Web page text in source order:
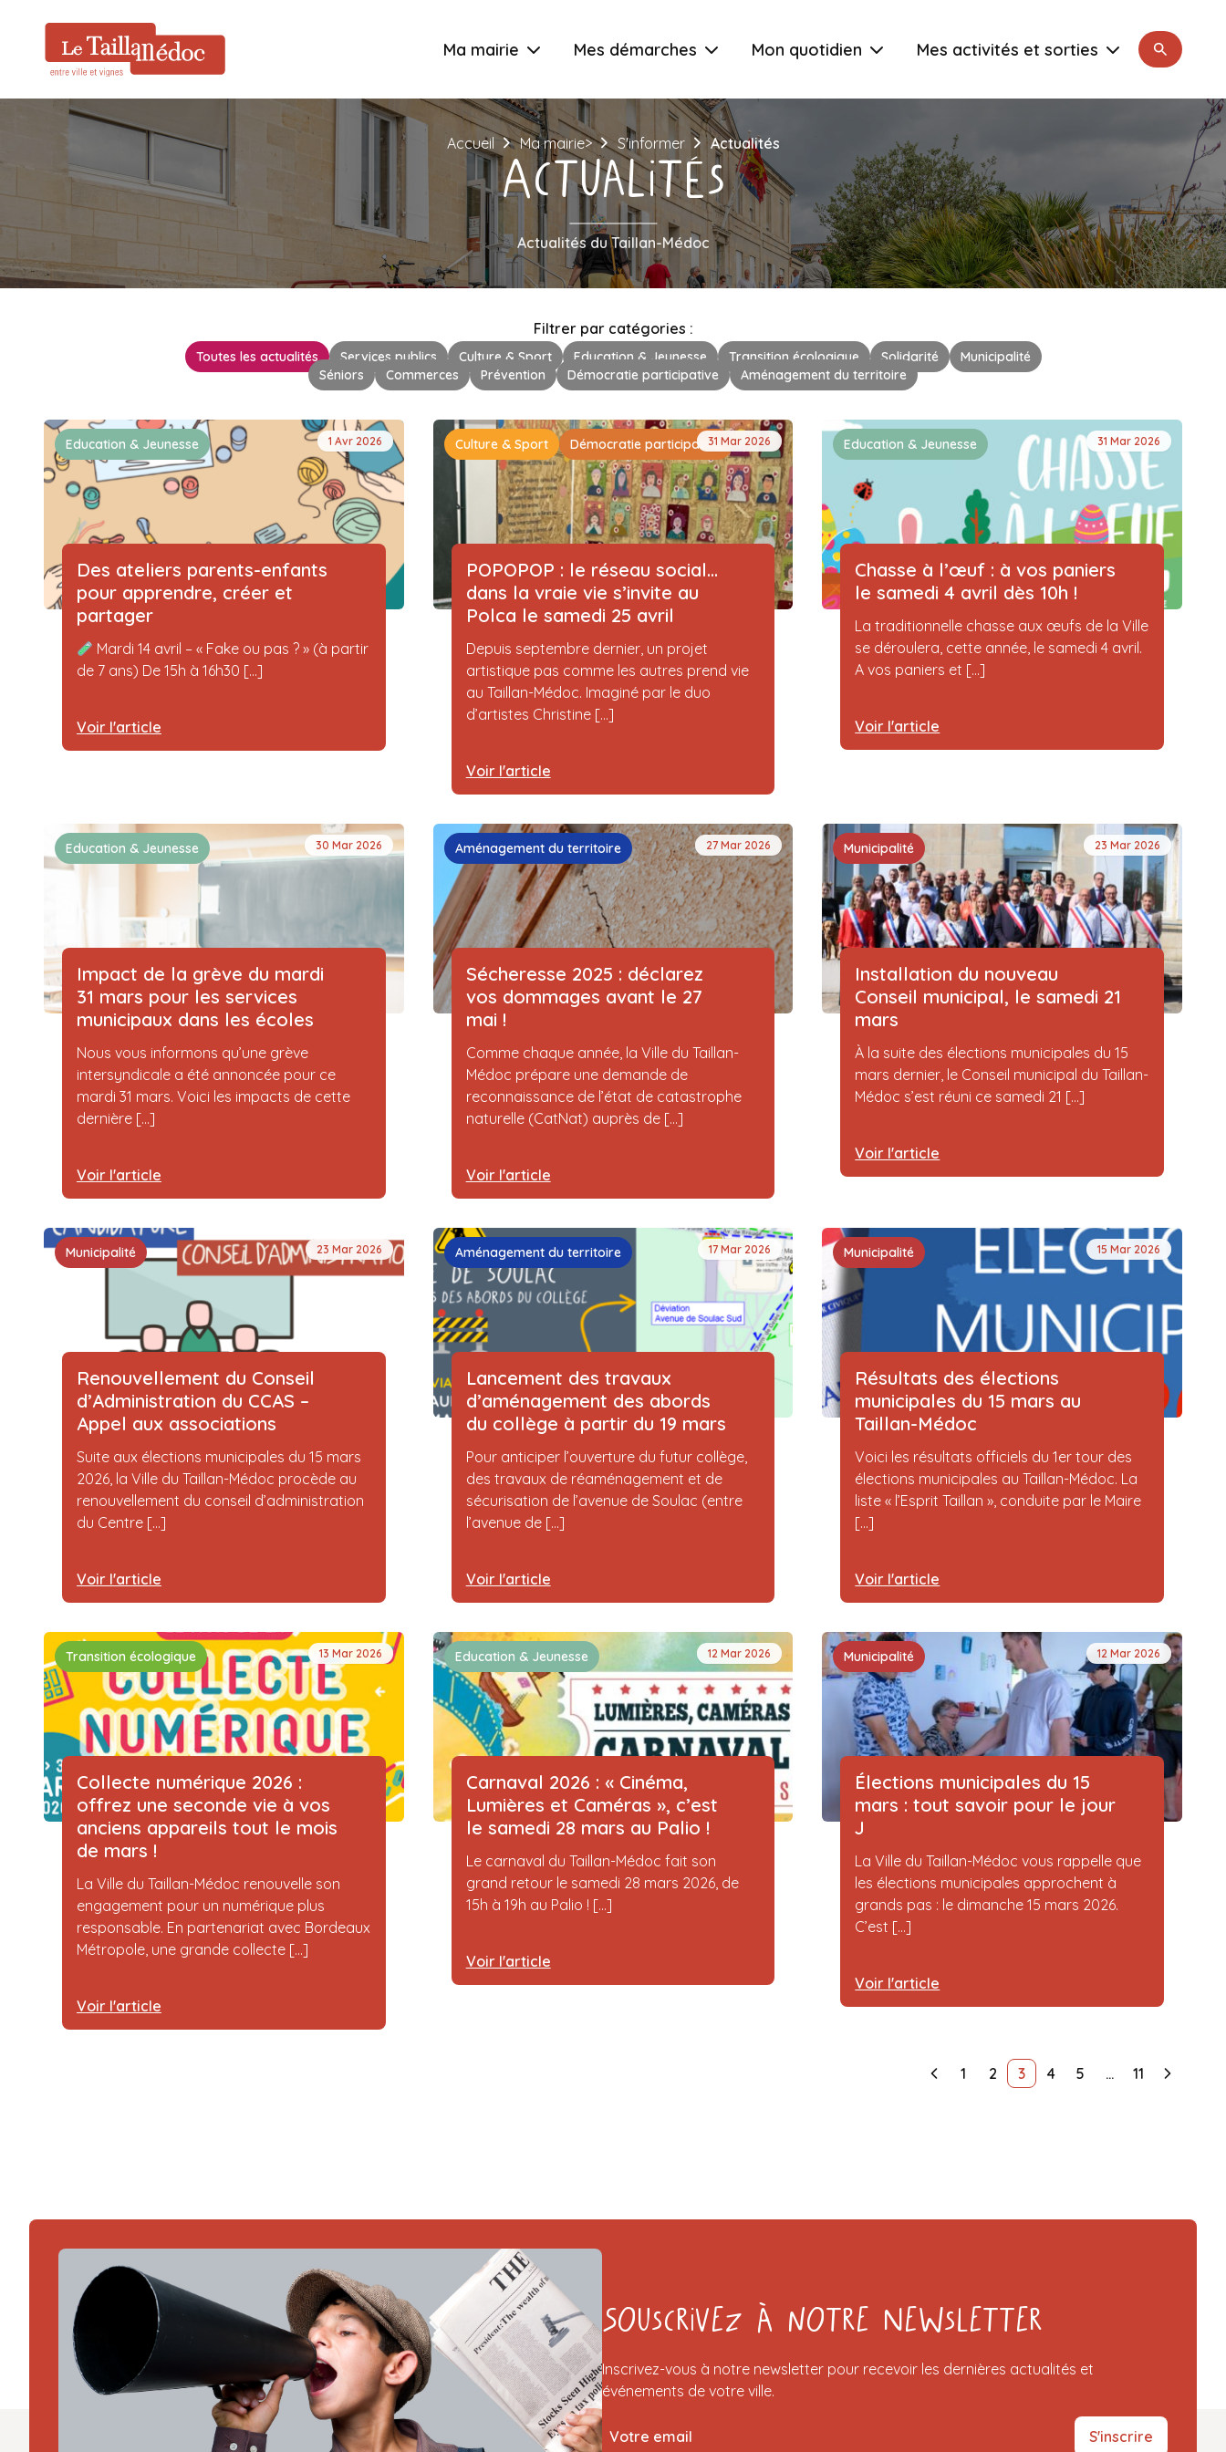
Ma mairie Mes démarches Mon quotidien Mes activités et sorties Rechercher
Accueil Ma mairie> S'informer Actualités
Actualités
Actualités du Taillan-Médoc
Filtrer par catégories :
Toutes les actualités Services publics Culture & Sport Education & Jeunesse Transition écologique Solidarité
Municipalité
Séniors
Commerces Prévention Démocratie participative Aménagement du territoire
Education & Jeunesse 1 Avr 2026
Des ateliers parents-enfants
pour apprendre, créer et
partager
Mardi 14 avril – « Fake ou pas ? » (à partir
de 7 ans) De 15h à 16h30 [...]
Voir l'article
Culture & Sport Démocratie participative31 Mar 2026
POPOPOP : le réseau social…
dans la vraie vie s’invite au
Polca le samedi 25 avril
Depuis septembre dernier, un projet
artistique pas comme les autres prend vie
au Taillan-Médoc. Imaginé par le duo
d’artistes Christine [...]
Voir l'article
Education & Jeunesse 31 Mar 2026
Chasse à l’œuf : à vos paniers
le samedi 4 avril dès 10h !
La traditionnelle chasse aux œufs de la Ville
se déroulera, cette année, le samedi 4 avril.
A vos paniers et [...]
Voir l'article
Education & Jeunesse 30 Mar 2026
Impact de la grève du mardi
31 mars pour les services
municipaux dans les écoles
Nous vous informons qu’une grève
intersyndicale a été annoncée pour ce
mardi 31 mars. Voici les impacts de cette
dernière [...]
Voir l'article
Aménagement du territoire 27 Mar 2026
Sécheresse 2025 : déclarez
vos dommages avant le 27
mai !
Comme chaque année, la Ville du Taillan-
Médoc prépare une demande de
reconnaissance de l’état de catastrophe
naturelle (CatNat) auprès de [...]
Voir l'article
Municipalité 23 Mar 2026
Installation du nouveau
Conseil municipal, le samedi 21
mars
À la suite des élections municipales du 15
mars dernier, le Conseil municipal du Taillan-
Médoc s’est réuni ce samedi 21 [...]
Voir l'article
Municipalité 23 Mar 2026
Renouvellement du Conseil
d’Administration du CCAS –
Appel aux associations
Suite aux élections municipales du 15 mars
2026, la Ville du Taillan-Médoc procède au
renouvellement du conseil d’administration
du Centre [...]
Voir l'article
Aménagement du territoire 17 Mar 2026
Lancement des travaux
d’aménagement des abords
du collège à partir du 19 mars
Pour anticiper l’ouverture du futur collège,
des travaux de réaménagement et de
sécurisation de l’avenue de Soulac (entre
l’avenue de [...]
Voir l'article
Municipalité 15 Mar 2026
Résultats des élections
municipales du 15 mars au
Taillan-Médoc
Voici les résultats officiels du 1er tour des
élections municipales au Taillan-Médoc. La
liste « l’Esprit Taillan », conduite par le Maire
[...]
Voir l'article
Transition écologique 13 Mar 2026
Collecte numérique 2026 :
offrez une seconde vie à vos
anciens appareils tout le mois
de mars !
La Ville du Taillan-Médoc renouvelle son
engagement pour un numérique plus
responsable. En partenariat avec Bordeaux
Métropole, une grande collecte [...]
Voir l'article
Education & Jeunesse 12 Mar 2026
Carnaval 2026 : « Cinéma,
Lumières et Caméras », c’est
le samedi 28 mars au Palio !
Le carnaval du Taillan-Médoc fait son
grand retour le samedi 28 mars 2026, de
15h à 19h au Palio ! [...]
Voir l'article
Municipalité 12 Mar 2026
Élections municipales du 15
mars : tout savoir pour le jour
J
La Ville du Taillan-Médoc vous rappelle que
les élections municipales approchent à
grands pas : le dimanche 15 mars 2026.
C’est [...]
Voir l'article
1 2 3 4 5 … 11
Souscrivez à notre Newsletter
Inscrivez-vous à notre newsletter pour recevoir les dernières actualités et
événements de votre ville.
S'inscrire